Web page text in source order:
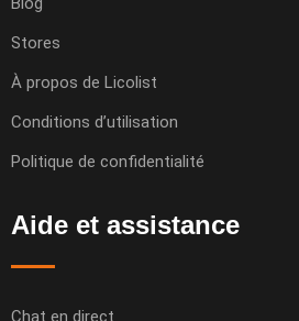
Stores
À propos de Licolist
Conditions d’utilisation
Politique de confidentialité
Aide et assistance
Chat en direct